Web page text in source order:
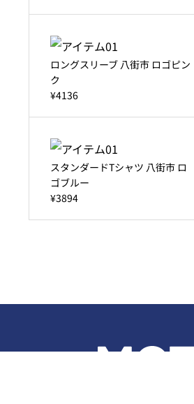
ロングスリーブ 八街市 ロゴピン
ク
¥4136
スタンダードTシャツ 八街市 ロ
ゴブルー
¥3894